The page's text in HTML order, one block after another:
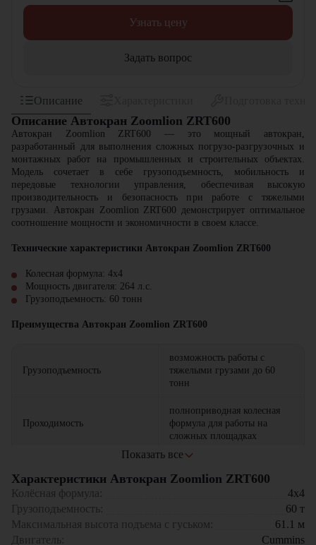
Узнать цену
Задать вопрос
Описание
Описание Автокран Zoomlion ZRT600
Автокран Zoomlion ZRT600 — это мощный автокран,
разработанный для выполнения сложных погрузо-разгрузочных и
монтажных работ на промышленных и строительных объектах.
Модель сочетает в себе грузоподъемность, мобильность и
передовые технологии управления, обеспечивая высокую
производительность и безопасность при работе с тяжелыми
грузами. Автокран Zoomlion ZRT600 демонстрирует оптимальное
соотношение мощности и экономичности в своем классе.
Технические характеристики Автокран Zoomlion ZRT600
Колесная формула: 4x4
Мощность двигателя: 264 л.с.
Грузоподъемность: 60 тонн
Преимущества Автокран Zoomlion ZRT600
Грузоподъемность
возможность работы с
тяжелыми грузами до 60
тонн
Проходимость
полноприводная колесная
формула для работы на
сложных площадках
Экономичность
управления расходом
Безопасность
защиты и точной
Автокран Zoomlion ZRT600 оптимален для:
Промышленного строительства и монтажа оборудования
Строительства мостов и инфраструктурных объектов
Нефтегазовой и энергетической отрасли
Показать все
Характеристики Автокран Zoomlion ZRT600
Колёсная формула:
4x4
Грузоподъемность:
60 т
Максимальная высота подъема с гуськом:
61.1 м
Двигатель:
Cummins